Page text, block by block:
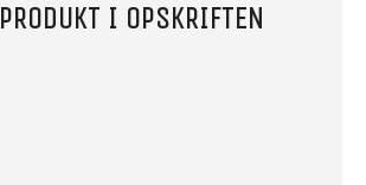
PRODUKT I OPSKRIFTEN